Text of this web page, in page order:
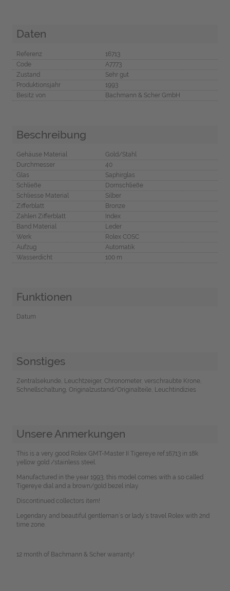
Daten
Referenz
16713
Code
A7773
Zustand
Sehr gut
Produktionsjahr
1993
Besitz von
Bachmann & Scher GmbH
Beschreibung
Gehäuse Material
Gold/Stahl
Durchmesser
40
Glas
Saphirglas
Schließe
Dornschließe
Schliesse Material
Silber
Zifferblatt
Bronze
Zahlen Zifferblatt
Index
Band Material
Leder
Werk
Rolex COSC
Aufzug
Automatik
Wasserdicht
100 m
Funktionen
Datum
Sonstiges
Zentralsekunde, Leuchtzeiger, Chronometer, verschraubte Krone,
Schnellschaltung, Originalzustand/Originalteile, Leuchtindizies
Unsere Anmerkungen
This is a very good Rolex GMT-Master II Tigereye ref.16713 in 18k
yellow gold /stainless steel.
Manufactured in the year 1993, this model comes with a so called
Tigereye dial and a brown/gold bezel inlay.
Discontinued collectors item!
Legendary and beautiful gentleman´s or lady´s travel Rolex with 2nd
time zone.
12 month of Bachmann & Scher warranty!